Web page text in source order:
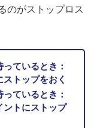
のがストップロス
ているとき：
トップをおく
ているとき：
ントにストップ